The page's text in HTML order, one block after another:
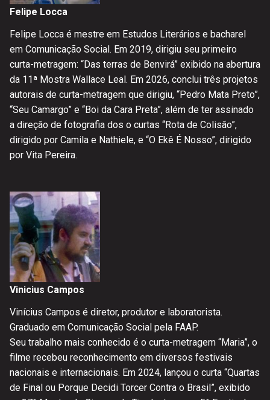
Felipe Locca
Felipe Locca é mestre em Estudos Literários e bacharel
em Comunicação Social. Em 2019, dirigiu seu primeiro
curta-metragem: “Das terras de Benvirá” exibido na abertura
da 11ª Mostra Wallace Leal. Em 2026, conclui três projetos
autorais de curta-metragem que dirigiu, “Pedro Mata Preto”,
“Seu Camargo” e “Boi da Cara Preta”, além de ter assinado
a direção de fotografia dos o curtas “Rota de Colisão”,
dirigido por Camila e Nathiele, e “O Ekê É Nosso”, dirigido
por Vita Pereira.
Vinicius Campos
Vinícius Campos é diretor, produtor e laboratorista.
Graduado em Comunicação Social pela FAAP.
Seu trabalho mais conhecido é o curta-metragem “Maria”, o
filme recebeu reconhecimento em diversos festivais
nacionais e internacionais. Em 2024, lançou o curta “Quartas
de Final ou Porque Decidi Torcer Contra o Brasil”, exibido